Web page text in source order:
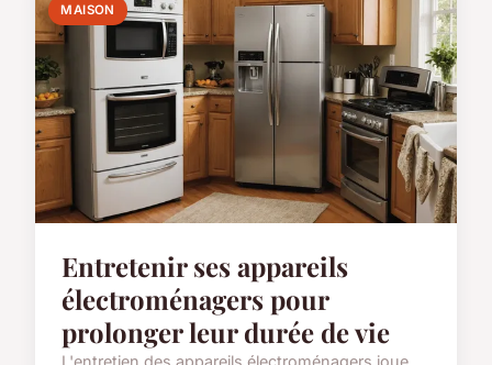
MAISON
Entretenir ses appareils
électroménagers pour
prolonger leur durée de vie
L'entretien des appareils électroménagers joue